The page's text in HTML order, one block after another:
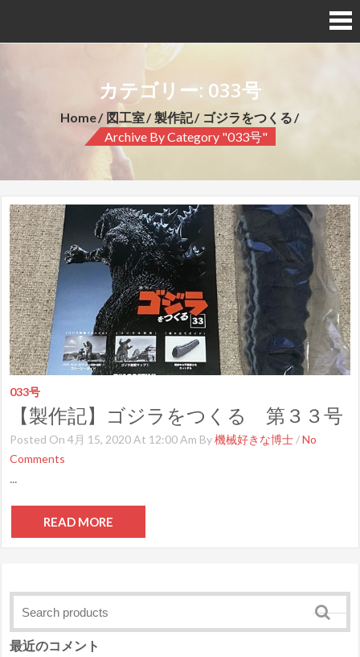
カテゴリー: 033号
Home 図工室 製作記
ゴジラをつくる
Archive By Category "033号"
033号
【製作記】ゴジラをつくる 第３３号
Posted On 4月 15, 2020 At 12:00 Am By機械好きな博士 /No
Comments
...
READ MORE
最近のコメント